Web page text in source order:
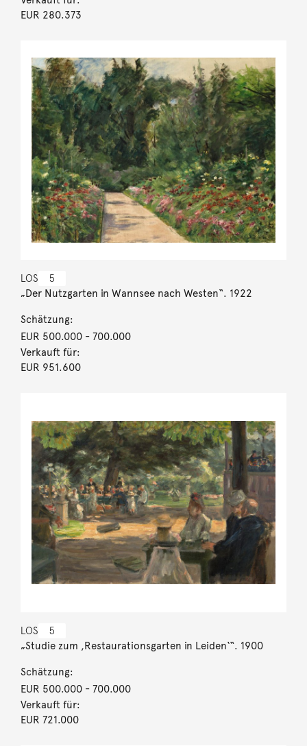
EUR 280.373
LOS 5
„Der Nutzgarten in Wannsee nach Westen“. 1922
Schätzung:
EUR 500.000- 700.000
Verkauft für:
EUR 951.600
LOS 5
„Studie zum ,Restaurationsgarten in Leiden‘“. 1900
Schätzung:
EUR 500.000- 700.000
Verkauft für:
EUR 721.000